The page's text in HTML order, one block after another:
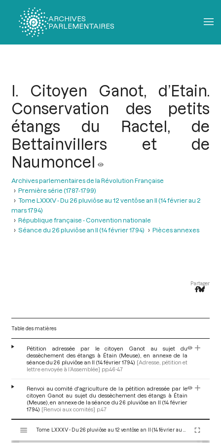
ARCHIVES
PARLEMENTAIRES
I. Citoyen Ganot, d’Etain.
Conservation des petits
étangs du Ractel, de
Bettainvillers et de
Naumoncel
Archives parlementaires de la Révolution Française
Première série (1787-1799)
Tome LXXXV - Du 26 pluviôse au 12 ventôse an II (14 février au 2
mars 1794)
République française - Convention nationale
Séance du 26 pluviôse an II (14 février 1794)
Pièces annexes
Partager
Table des matières
Pétition adressée par le citoyen Ganot au sujet du
dessèchement des étangs à Étain (Meuse), en annexe de la
séance du 26 pluviôse an II (14 février 1794) [Adresse, pétition et
lettre envoyée à l’Assemblée] pp.46-47
Renvoi au comité d'agriculture de la pétition adressée par le
citoyen Ganot au sujet du dessèchement des étangs à Étain
(Meuse), en annexe de la séance du 26 pluviôse an II (14 février
1794) [Renvoi aux comités] p.47